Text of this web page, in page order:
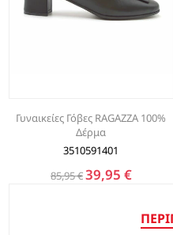
Γυναικείες Γόβες RAGAZZA 100%
Δέρμα
3510591401
85,95 €39,95 €